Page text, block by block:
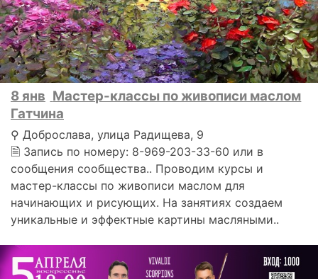
8 янв Мастер-классы по живописи маслом
Гатчина
⚲ Доброслава, улица Радищева, 9
🗎 Запись по номеру: 8-969-203-33-60 или в
сообщения сообщества.. Проводим курсы и
мастер-классы по живописи маслом для
начинающих и рисующих. На занятиях создаем
уникальные и эффектные картины масляными..